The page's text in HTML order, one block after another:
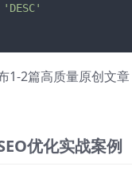
'DESC'
1-2篇高质量原创文
优化实战案例